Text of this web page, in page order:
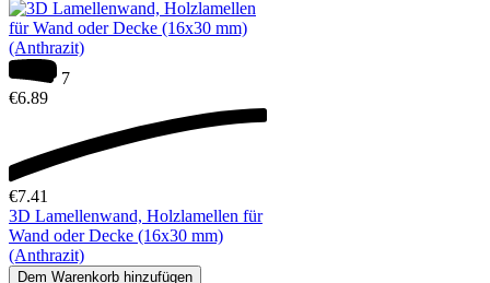
7
€6.89
€7.41
3D Lamellenwand, Holzlamellen für
Wand oder Decke (16x30 mm)
(Anthrazit)
Dem Warenkorb hinzufügen